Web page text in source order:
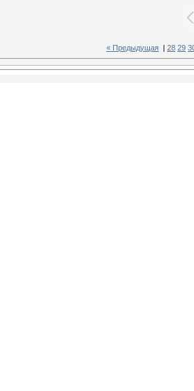
« Предыдущая 28 29